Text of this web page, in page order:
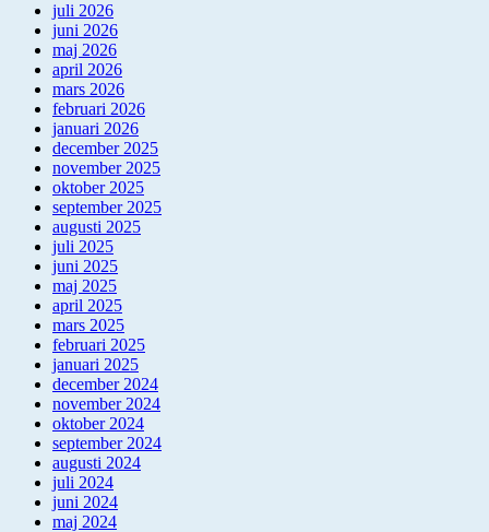
juli 2026
juni 2026
maj 2026
april 2026
mars 2026
februari 2026
januari 2026
december 2025
november 2025
oktober 2025
september 2025
augusti 2025
juli 2025
juni 2025
maj 2025
april 2025
mars 2025
februari 2025
januari 2025
december 2024
november 2024
oktober 2024
september 2024
augusti 2024
juli 2024
juni 2024
maj 2024